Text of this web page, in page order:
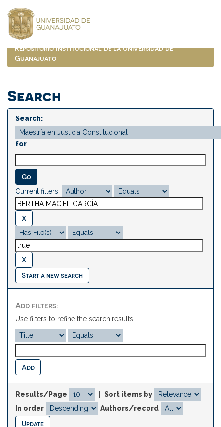
navigation
Repositorio Institucional de la Universidad de
Guanajuato
Search
Search:
for
Current filters:
Start a new search
Add filters:
Use filters to refine the search results.
Results/Page
Sort items by
In order
Authors/record